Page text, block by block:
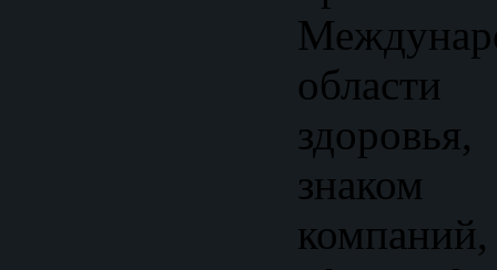
знаком